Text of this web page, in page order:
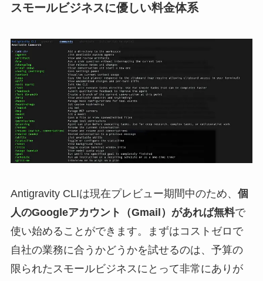
スモールビジネスに優しい料金体系
Antigravity CLIは現在プレビュー期間中のため、 個
人のGoogleアカウント（Gmail）があれば無料で
使い始めることができます。まずはコストゼロで
自社の業務に合うかどうかを試せるのは、予算の
限られたスモールビジネスにとって非常にありが